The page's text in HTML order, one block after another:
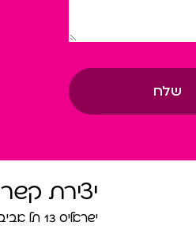
שלח
יצירת קשר
ישראליס 13 תל אביב